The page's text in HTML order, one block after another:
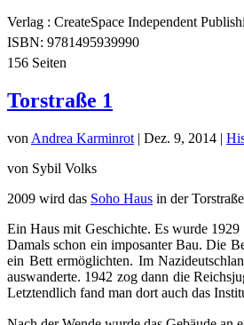
Verlag : CreateSpace Independent
ISBN: 9781495939990
156 Seiten
Torstraße 1
von Andrea Karminrot | Dez. 9, 2014 |
von Sybil Volks
2009 wird das Soho Haus in der
Ein Haus mit Geschichte. Es wurde
Damals schon ein imposanter Bau. Die
ein Bett ermöglichten. Im
auswanderte. 1942 zog dann die
Letztendlich fand man dort auch das